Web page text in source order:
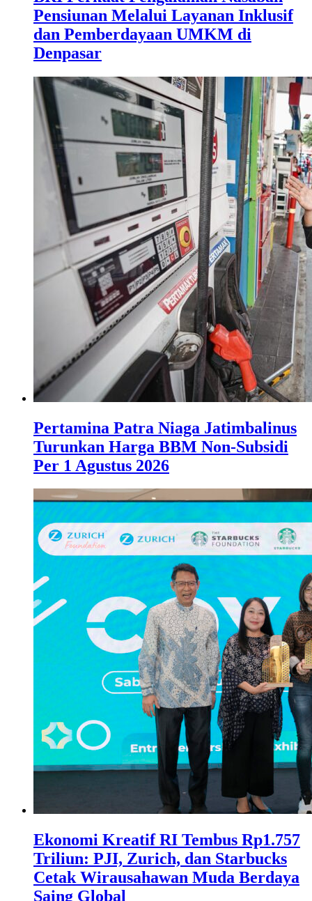
Pensiunan Melalui Layanan Inklusif
dan Pemberdayaan UMKM di
Denpasar
Pertamina Patra Niaga Jatimbalinus
Turunkan Harga BBM Non-Subsidi
Per 1 Agustus 2026
Ekonomi Kreatif RI Tembus Rp1.757
Triliun: PJI, Zurich, dan Starbucks
Cetak Wirausahawan Muda Berdaya
Saing Global